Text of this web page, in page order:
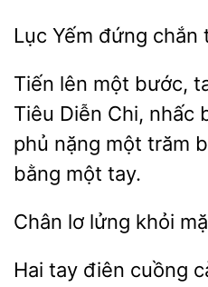
Lục Yếm
Tiến lên một bước,
Diễn Chi, nhấc
phủ nặng một trăm
một tay.
Chân lửng khỏi
Hai tay điên cuồng